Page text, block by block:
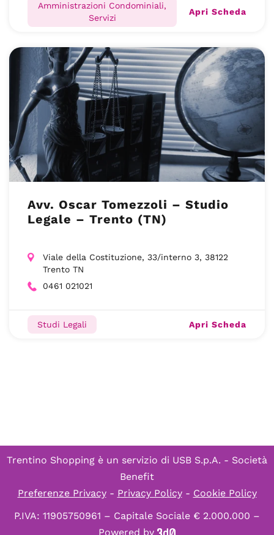
Amministrazioni Condominiali,
Servizi
Apri Scheda
Avv. Oscar Tomezzoli – Studio
Legale – Trento (TN)
Viale della Costituzione, 33/interno 3, 38122
Trento TN
0461 021021
Studi Legali Apri Scheda
Trentino Shopping è un servizio di USB S.p.A. - Società
Benefit
Preferenze Privacy- Privacy Policy- Cookie Policy
P.IVA: 11905750961 – Capitale Sociale € 2.000.000 –
Powered by